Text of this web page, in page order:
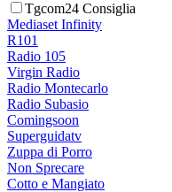
Tgcom24 Consiglia
Mediaset Infinity
R101
Radio 105
Virgin Radio
Radio Montecarlo
Radio Subasio
Comingsoon
Superguidatv
Zuppa di Porro
Non Sprecare
Cotto e Mangiato